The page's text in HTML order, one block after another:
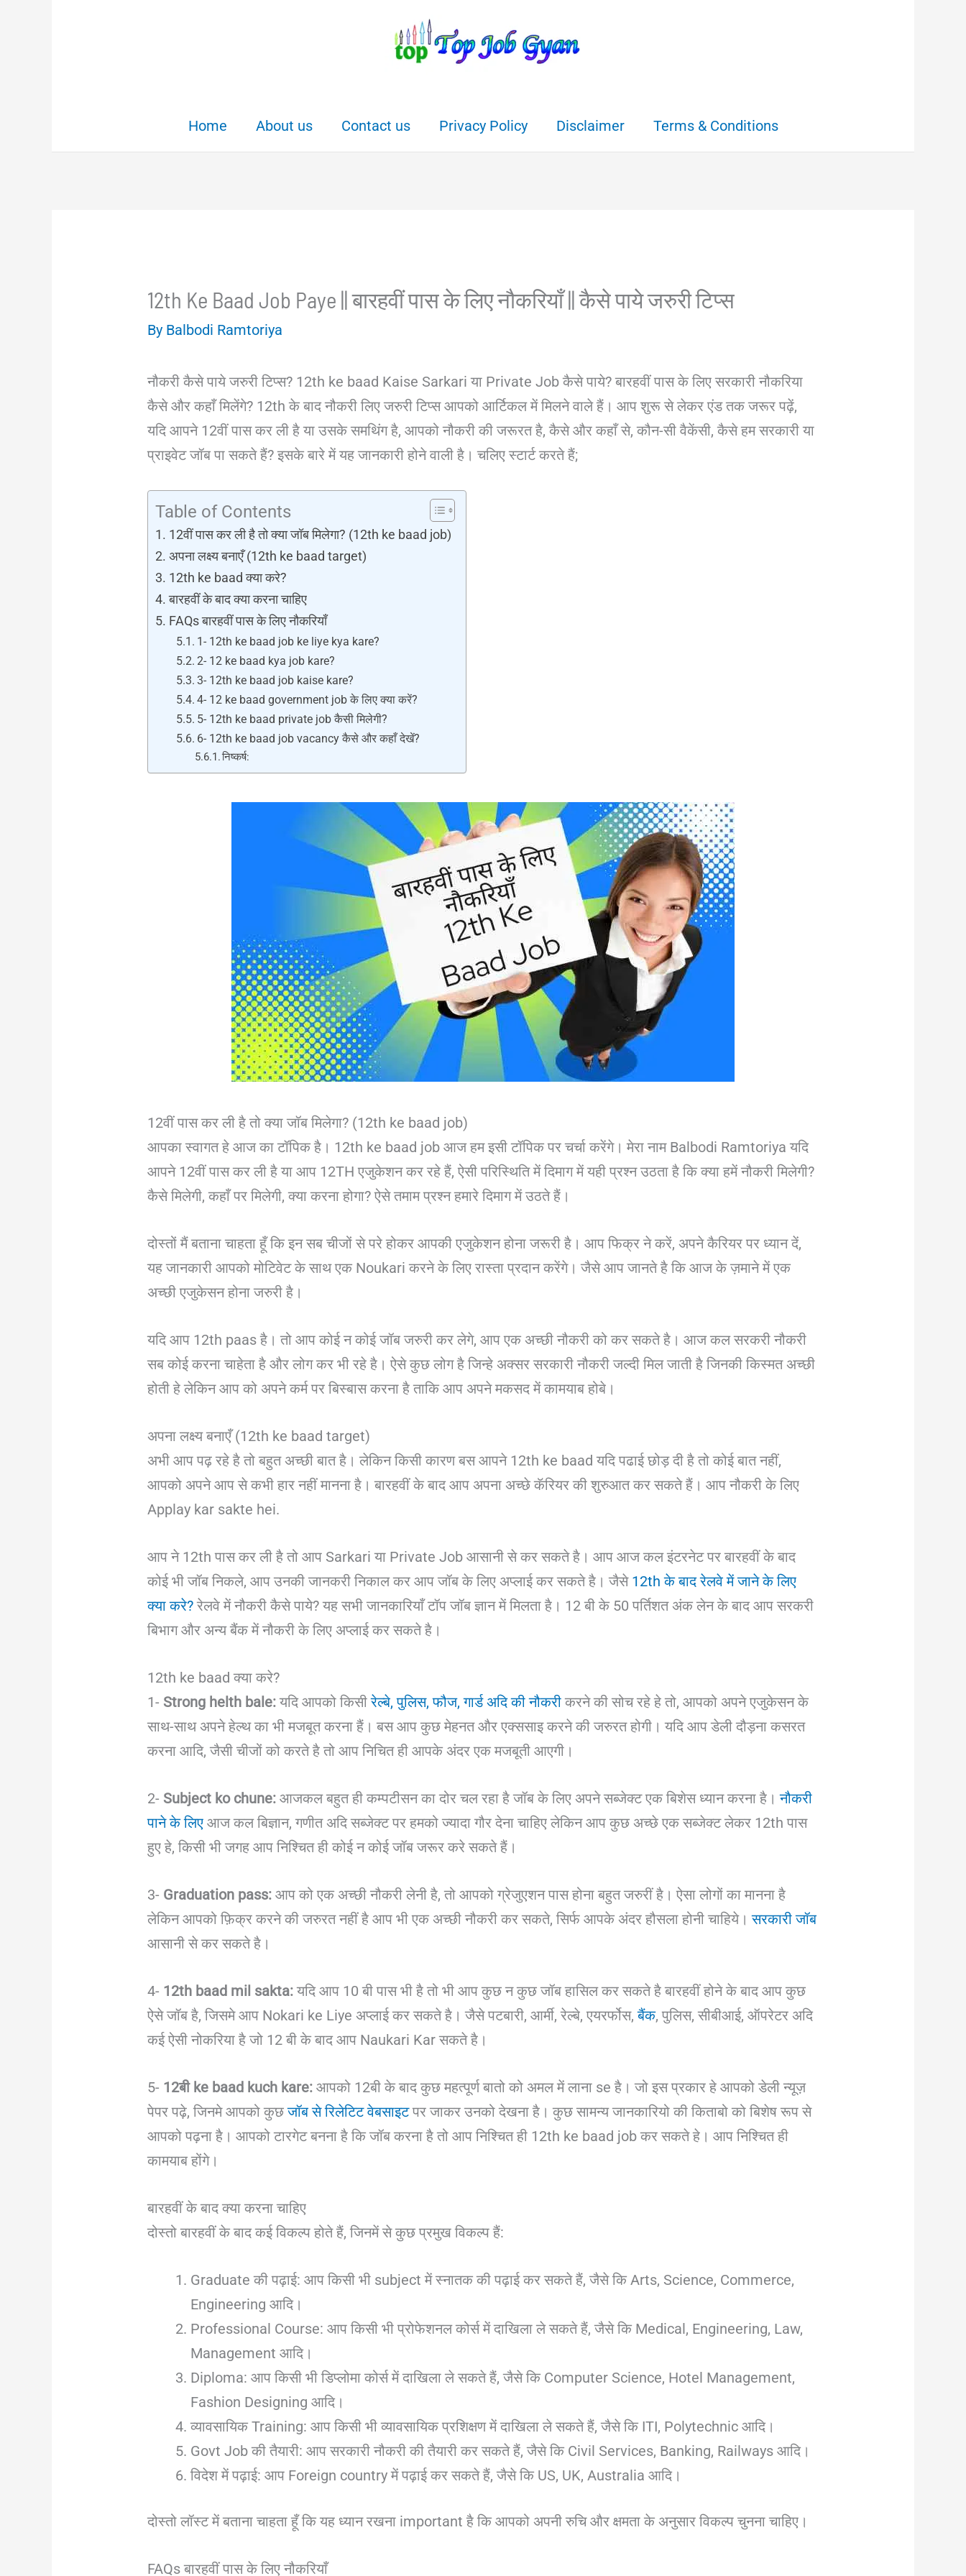
Home About us Contact us Privacy Policy Disclaimer Terms & Conditions
12th Ke Baad Job Paye || बारहवीं पास के लिए नौकरियाँ || कैसे पाये जरुरी टिप्स
By Balbodi Ramtoriya
नौकरी कैसे पाये जरुरी टिप्स? 12th ke baad Kaise Sarkari या Private Job कैसे पाये? बारहवीं पास के लिए सरकारी नौकरिया
कैसे और कहाँ मिलेंगे? 12th के बाद नौकरी लिए जरुरी टिप्स आपको आर्टिकल में मिलने वाले हैं। आप शुरू से लेकर एंड तक जरूर पढ़ें,
यदि आपने 12वीं पास कर ली है या उसके समथिंग है, आपको नौकरी की जरूरत है, कैसे और कहाँ से, कौन-सी वैकेंसी, कैसे हम सरकारी या
प्राइवेट जॉब पा सकते हैं? इसके बारे में यह जानकारी होने वाली है। चलिए स्टार्ट करते हैं;
Table of Contents
12वीं पास कर ली है तो क्या जॉब मिलेगा? (12th ke baad job)
अपना लक्ष्य बनाएँ (12th ke baad target)
12th ke baad क्या करे?
बारहवीं के बाद क्या करना चाहिए
FAQs बारहवीं पास के लिए नौकरियाँ
1- 12th ke baad job ke liye kya kare?
2- 12 ke baad kya job kare?
3- 12th ke baad job kaise kare?
4- 12 ke baad government job के लिए क्या करें?
5- 12th ke baad private job कैसी मिलेगी?
6- 12th ke baad job vacancy कैसे और कहाँ देखें?
निष्कर्ष:
12वीं पास कर ली है तो क्या जॉब मिलेगा? (12th ke baad job)
आपका स्वागत हे आज का टॉपिक है। 12th ke baad job आज हम इसी टॉपिक पर चर्चा करेंगे। मेरा नाम Balbodi Ramtoriya यदि
आपने 12वीं पास कर ली है या आप 12TH एजुकेशन कर रहे हैं, ऐसी परिस्थिति में दिमाग में यही प्रश्न उठता है कि क्या हमें नौकरी मिलेगी?
कैसे मिलेगी, कहाँ पर मिलेगी, क्या करना होगा? ऐसे तमाम प्रश्न हमारे दिमाग में उठते हैं।
दोस्तों मैं बताना चाहता हूँ कि इन सब चीजों से परे होकर आपकी एजुकेशन होना जरूरी है। आप फिक्र ने करें, अपने कैरियर पर ध्यान दें,
यह जानकारी आपको मोटिवेट के साथ एक Noukari करने के लिए रास्ता प्रदान करेंगे। जैसे आप जानते है कि आज के ज़माने में एक
अच्छी एजुकेसन होना जरुरी है।
यदि आप 12th paas है। तो आप कोई न कोई जॉब जरुरी कर लेगे, आप एक अच्छी नौकरी को कर सकते है। आज कल सरकरी नौकरी
सब कोई करना चाहेता है और लोग कर भी रहे है। ऐसे कुछ लोग है जिन्हे अक्सर सरकारी नौकरी जल्दी मिल जाती है जिनकी किस्मत अच्छी
होती हे लेकिन आप को अपने कर्म पर बिस्बास करना है ताकि आप अपने मकसद में कामयाब होबे।
अपना लक्ष्य बनाएँ (12th ke baad target)
अभी आप पढ़ रहे है तो बहुत अच्छी बात है। लेकिन किसी कारण बस आपने 12th ke baad यदि पढाई छोड़ दी है तो कोई बात नहीं,
आपको अपने आप से कभी हार नहीं मानना है। बारहवीं के बाद आप अपना अच्छे कॅरियर की शुरुआत कर सकते हैं। आप नौकरी के लिए
Applay kar sakte hei.
आप ने 12th पास कर ली है तो आप Sarkari या Private Job आसानी से कर सकते है। आप आज कल इंटरनेट पर बारहवीं के बाद
कोई भी जॉब निकले, आप उनकी जानकरी निकाल कर आप जॉब के लिए अप्लाई कर सकते है। जैसे 12th के बाद रेलवे में जाने के लिए
क्या करे?रेलवे में नौकरी कैसे पाये? यह सभी जानकारियाँ टॉप जॉब ज्ञान में मिलता है। 12 बी के 50 पर्तिशत अंक लेन के बाद आप सरकरी
बिभाग और अन्य बैंक में नौकरी के लिए अप्लाई कर सकते है।
12th ke baad क्या करे?
1- Strong helth bale:यदि आपको किसीरेल्बे, पुलिस, फौज, गार्ड अदि की नौकरीकरने की सोच रहे हे तो, आपको अपने एजुकेसन के
साथ-साथ अपने हेल्थ का भी मजबूत करना हैं। बस आप कुछ मेहनत और एक्ससाइ करने की जरुरत होगी। यदि आप डेली दौड़ना कसरत
करना आदि, जैसी चीजों को करते है तो आप निचित ही आपके अंदर एक मजबूती आएगी।
2- Subject ko chune:आजकल बहुत ही कम्पटीसन का दोर चल रहा है जॉब के लिए अपने सब्जेक्ट एक बिशेस ध्यान करना है।नौकरी
पाने के लिए आज कल बिज्ञान, गणीत अदि सब्जेक्ट पर हमको ज्यादा गौर देना चाहिए लेकिन आप कुछ अच्छे एक सब्जेक्ट लेकर 12th पास
हुए हे, किसी भी जगह आप निश्चित ही कोई न कोई जॉब जरूर करे सकते हैं।
3- Graduation pass: आप को एक अच्छी नौकरी लेनी है, तो आपको ग्रेजुएशन पास होना बहुत जरुरीं है। ऐसा लोगों का मानना है
लेकिन आपको फ़िक्र करने की जरुरत नहीं है आप भी एक अच्छी नौकरी कर सकते, सिर्फ आपके अंदर हौसला होनी चाहिये।सरकारी जॉब
आसानी से कर सकते है।
4- 12th baad mil sakta:यदि आप 10 बी पास भी है तो भी आप कुछ न कुछ जॉब हासिल कर सकते है बारहवीं होने के बाद आप कुछ
ऐसे जॉब है, जिसमे आप Nokari ke Liye अप्लाई कर सकते है। जैसे पटबारी, आर्मी, रेल्बे, एयरर्फोस,बैंक, पुलिस, सीबीआई, ऑपरेटर अदि
कई ऐसी नोकरिया है जो 12 बी के बाद आप Naukari Kar सकते है।
5- 12बी ke baad kuch kare: आपको 12बी के बाद कुछ महत्पूर्ण बातो को अमल में लाना se है। जो इस प्रकार हे आपको डेली न्यूज़
पेपर पढ़े, जिनमे आपको कुछजॉब से रिलेटिट वेबसाइटपर जाकर उनको देखना है। कुछ सामन्य जानकारियो की किताबो को बिशेष रूप से
आपको पढ़ना है। आपको टारगेट बनना है कि जॉब करना है तो आप निश्चित ही 12th ke baad job कर सकते हे। आप निश्चित ही
कामयाब होंगे।
बारहवीं के बाद क्या करना चाहिए
दोस्तो बारहवीं के बाद कई विकल्प होते हैं, जिनमें से कुछ प्रमुख विकल्प हैं:
Graduate की पढ़ाई: आप किसी भी subject में स्नातक की पढ़ाई कर सकते हैं, जैसे कि Arts, Science, Commerce,
Engineering आदि।
Professional Course: आप किसी भी प्रोफेशनल कोर्स में दाखिला ले सकते हैं, जैसे कि Medical, Engineering, Law,
Management आदि।
Diploma: आप किसी भी डिप्लोमा कोर्स में दाखिला ले सकते हैं, जैसे कि Computer Science, Hotel Management,
Fashion Designing आदि।
व्यावसायिक Training: आप किसी भी व्यावसायिक प्रशिक्षण में दाखिला ले सकते हैं, जैसे कि ITI, Polytechnic आदि।
Govt Job की तैयारी: आप सरकारी नौकरी की तैयारी कर सकते हैं, जैसे कि Civil Services, Banking, Railways आदि।
विदेश में पढ़ाई: आप Foreign country में पढ़ाई कर सकते हैं, जैसे कि US, UK, Australia आदि।
दोस्तो लॉस्ट में बताना चाहता हूँ कि यह ध्यान रखना important है कि आपको अपनी रुचि और क्षमता के अनुसार विकल्प चुनना चाहिए।
FAQs बारहवीं पास के लिए नौकरियाँ